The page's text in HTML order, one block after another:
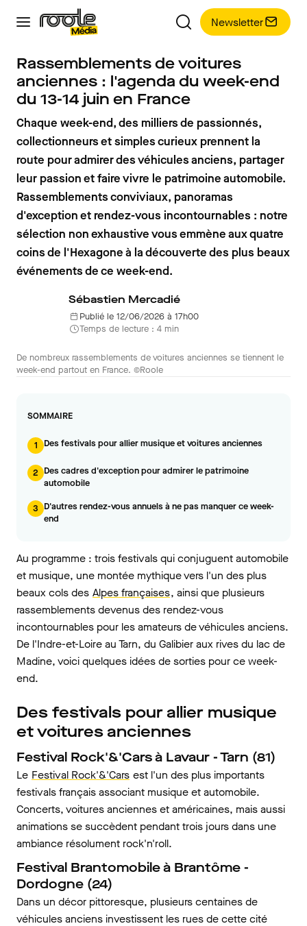
Newsletter
Rassemblements de voitures
anciennes : l'agenda du week-end
du 13-14 juin en France
Chaque week-end, des milliers de passionnés,
collectionneurs et simples curieux prennent la
route pour admirer des véhicules anciens, partager
leur passion et faire vivre le patrimoine automobile.
Rassemblements conviviaux, panoramas
d'exception et rendez-vous incontournables : notre
sélection non exhaustive vous emmène aux quatre
coins de l'Hexagone à la découverte des plus beaux
événements de ce week-end.
Sébastien Mercadié
Publié le 12/06/2026 à 17h00
Temps de lecture : 4 min
De nombreux rassemblements de voitures anciennes se tiennent le
week-end partout en France. ©Roole
SOMMAIRE
1 Des festivals pour allier musique et voitures anciennes
2 Des cadres d'exception pour admirer le patrimoine
automobile
3 D'autres rendez-vous annuels à ne pas manquer ce week-
end
Au programme : trois festivals qui conjuguent automobile
et musique, une montée mythique vers l'un des plus
beaux cols des Alpes françaises, ainsi que plusieurs
rassemblements devenus des rendez-vous
incontournables pour les amateurs de véhicules anciens.
De l'Indre-et-Loire au Tarn, du Galibier aux rives du lac de
Madine, voici quelques idées de sorties pour ce week-
end.
Des festivals pour allier musique
et voitures anciennes
Festival Rock'&'Cars à Lavaur - Tarn (81)
Le Festival Rock'&'Cars est l'un des plus importants
festivals français associant musique et automobile.
Concerts, voitures anciennes et américaines, mais aussi
animations se succèdent pendant trois jours dans une
ambiance résolument rock'n'roll.
Festival Brantomobile à Brantôme -
Dordogne (24)
Dans un décor pittoresque, plusieurs centaines de
véhicules anciens investissent les rues de cette cité